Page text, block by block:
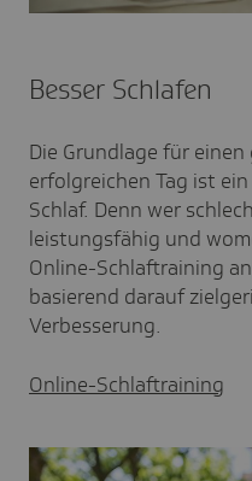
Besser Schlafen
Die Grundlage für
erfolgreichen Tag ist
Schlaf. Denn wer
leistungsfähig und
Online-Schlaftraining
basierend darauf
Verbesserung.
Online-Schlaftraining